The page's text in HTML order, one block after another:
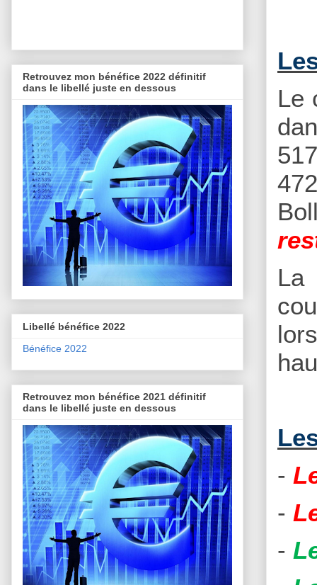
Le
La
-
-
-
Retrouvez mon bénéfice 2022 définitif
dans le libellé juste en dessous
Libellé bénéfice 2022
Bénéfice 2022
Retrouvez mon bénéfice 2021 définitif
dans le libellé juste en dessous